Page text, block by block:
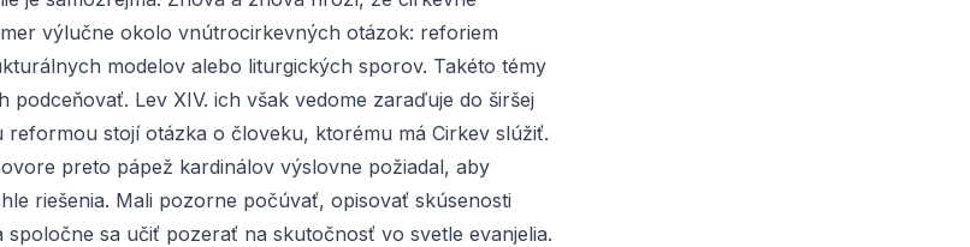
výlučne okolo vnútrocirkevných otázok: reforiem
modelov alebo liturgických sporov. Takéto témy
podceňovať. Lev XIV. ich však vedome zaraďuje do širšej
reformou stojí otázka o človeku, ktorému má Cirkev slúžiť.
preto pápež kardinálov výslovne požiadal, aby
riešenia. Mali pozorne počúvať, opisovať skúsenosti
spoločne sa učiť pozerať na skutočnosť vo svetle evanjelia.